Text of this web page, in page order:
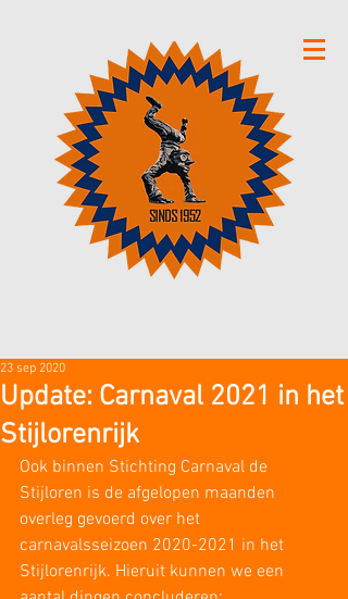
Update: Carnaval 2021 in het
Stijlorenrijk
23 sep 2020
Ook binnen Stichting Carnaval de
Stijloren is de afgelopen maanden
overleg gevoerd over het
carnavalsseizoen 2020-2021 in het
Stijlorenrijk. Hieruit kunnen we een